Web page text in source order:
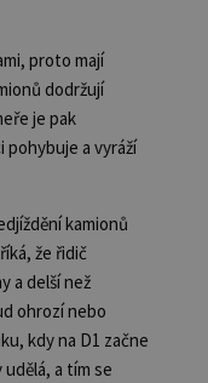
proto mají
dodržují
je pak
pohybuje a vyráží
kamionů
že řidič
a delší než
ohrozí nebo
kdy na D1 začne
a tím se